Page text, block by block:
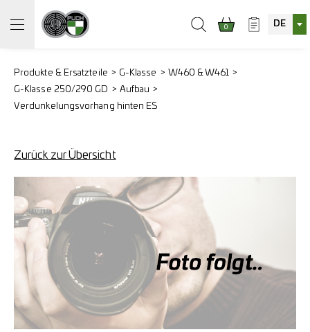
0 DE
Produkte & Ersatzteile G-Klasse
W460 & W461
G-Klasse 250/290 GD
Aufbau
Verdunkelungsvorhang hinten ES
Zurück zur Übersicht